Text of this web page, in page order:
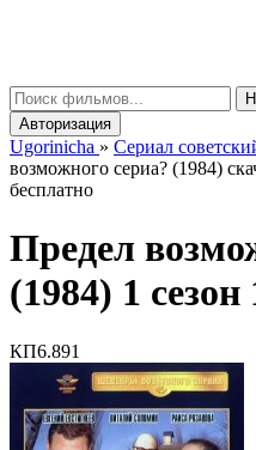
Авторизация
Ugorinicha » Сериал
возможного сериа? (1984)
бесплатно
Предел
(1984) 1
КП6.891